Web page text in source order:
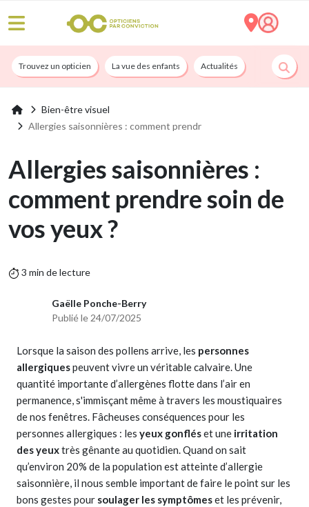
Trouvez un opticien La vue des enfants Actualités Nos services
Bien-être visuel
Allergies saisonnières : comment prendr
Allergies saisonnières :
comment prendre soin de
vos yeux ?
3 min de lecture
Gaëlle Ponche-Berry
Publié le 24/07/2025
Lorsque la saison des pollens arrive, les personnes
allergiquespeuvent vivre un véritable calvaire. Une
quantité importante d’allergènes flotte dans l’air en
permanence, s'immisçant même à travers les moustiquaires
de nos fenêtres. Fâcheuses conséquences pour les
personnes allergiques : les yeux gonfléset une irritation
des yeuxtrès gênante au quotidien. Quand on sait
qu’environ 20% de la population est atteinte d’allergie
saisonnière, il nous semble important de faire le point sur les
bons gestes pour soulager les symptômeset les prévenir,